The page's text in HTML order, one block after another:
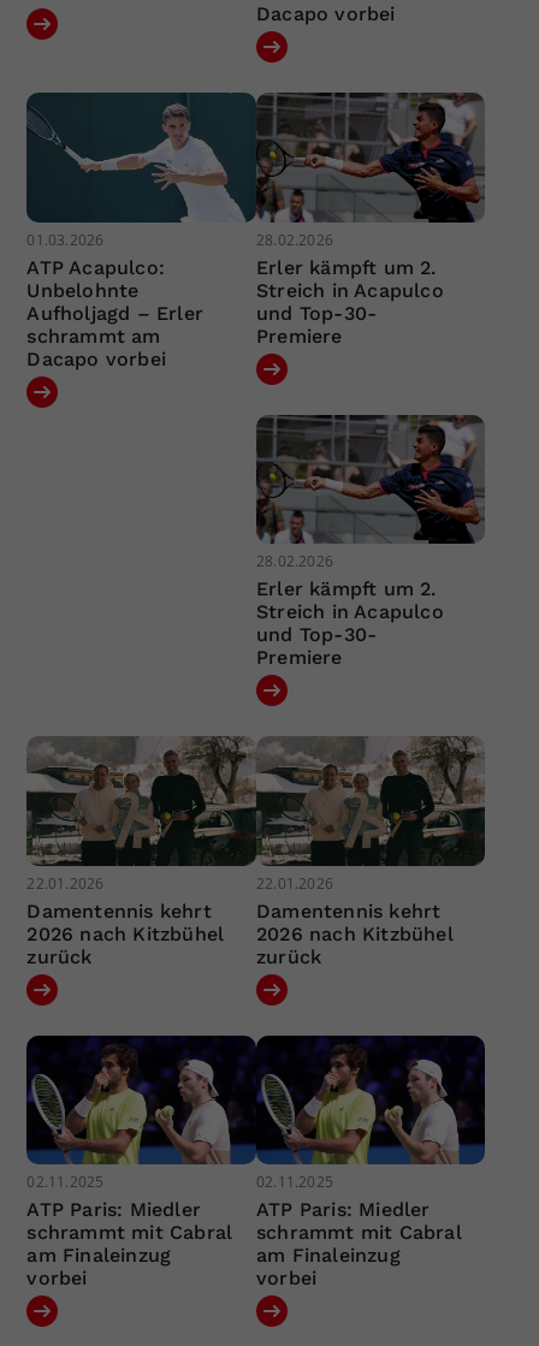
Dacapo vorbei
01.03.2026
ATP Acapulco:
Unbelohnte
Aufholjagd – Erler
schrammt am
Dacapo vorbei
28.02.2026
Erler kämpft um 2.
Streich in Acapulco
und Top-30-
Premiere
28.02.2026
Erler kämpft um 2.
Streich in Acapulco
und Top-30-
Premiere
22.01.2026
Damentennis kehrt
2026 nach Kitzbühel
zurück
22.01.2026
Damentennis kehrt
2026 nach Kitzbühel
zurück
02.11.2025
ATP Paris: Miedler
schrammt mit Cabral
am Finaleinzug
vorbei
02.11.2025
ATP Paris: Miedler
schrammt mit Cabral
am Finaleinzug
vorbei